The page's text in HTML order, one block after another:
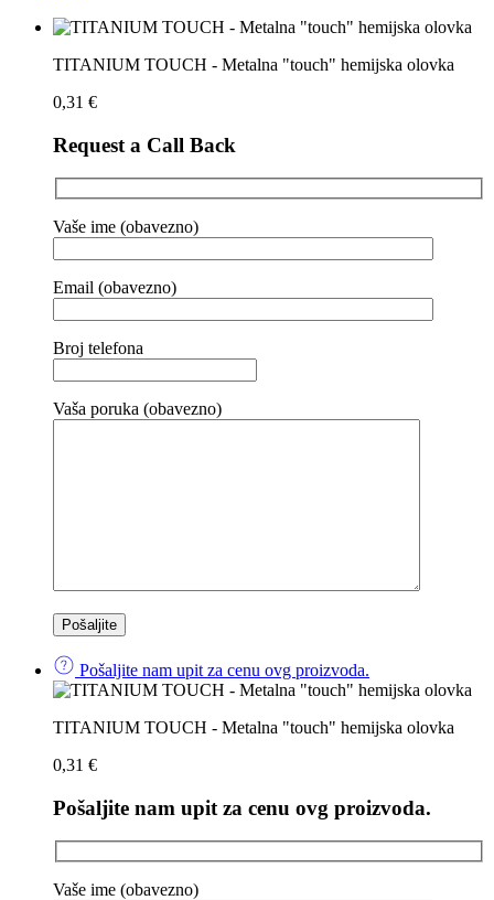
TITANIUM TOUCH - Metalna "touch" hemijska olovka
0,31 €
Request a Call Back
Vaše ime (obavezno)
Email (obavezno)
Broj telefona
Vaša poruka (obavezno)
Pošaljite nam upit za cenu ovg proizvoda.
TITANIUM TOUCH - Metalna "touch" hemijska olovka
0,31 €
Pošaljite nam upit za cenu ovg proizvoda.
Vaše ime (obavezno)